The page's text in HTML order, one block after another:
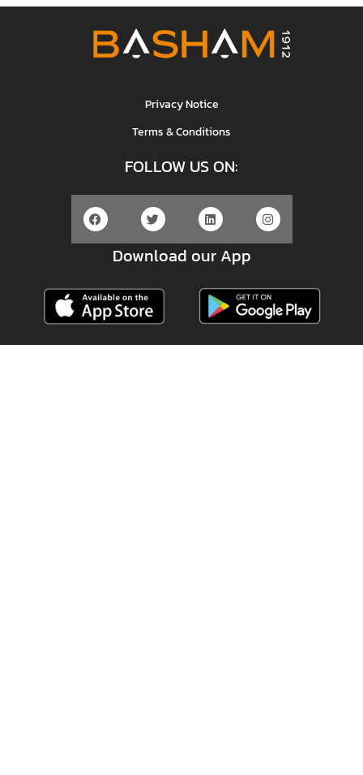
Privacy Notice
Terms & Conditions
FOLLOW US ON:
Download our App